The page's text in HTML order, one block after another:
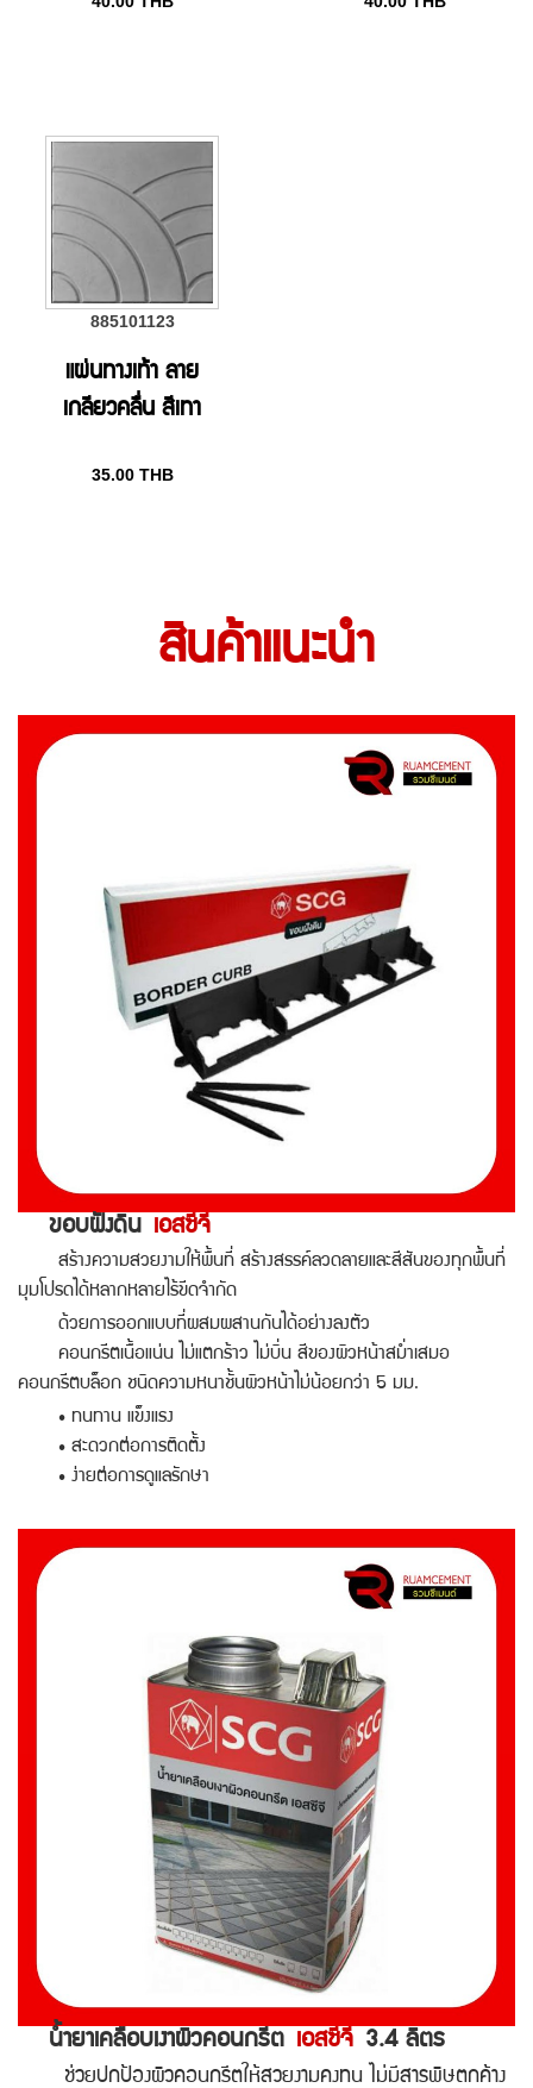
885101123
แผ่นทางเท้า ลาย
เกลียวคลื่น สีเทา
35.00 THB
สินค้าแนะนำ
ขอบฝังดิน เอสซีจี
สร้างความสวยงามให้พื้นที่ สร้างสรรค์ลวดลายและสีสันของทุกพื้นที่
มุมโปรดได้หลากหลายไร้ขีดจำกัด
ด้วยการออกแบบที่ผสมผสานกันได้อย่างลงตัว
คอนกรีตเนื้อแน่น ไม่แตกร้าว ไม่บิ่น สีของผิวหน้าสม่ำเสมอ
คอนกรีตบล็อก ชนิดความหนาชั้นผิวหน้าไม่น้อยกว่า 5 มม.
• ทนทาน แข็งแรง
• สะดวกต่อการติดตั้ง
• ง่ายต่อการดูแลรักษา
น้ำยาเคลือบเงาผิวคอนกรีต เอสซีจี 3.4 ลิตร
ช่วยปกป้องผิวคอนกรีตให้สวยงามคงทน ไม่มีสารพิษตกค้าง